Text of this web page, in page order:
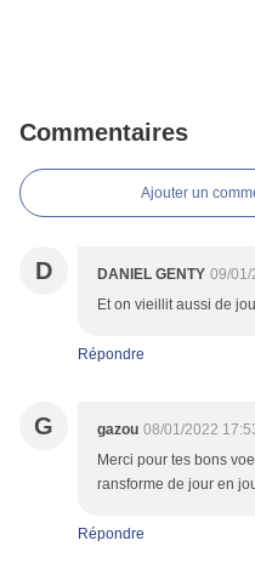
Commentaires
Ajouter un
D DANIEL GENTY 09/01/
Et on vieillit aussi de
Répondre
G gazou 08/01/2022
Merci pour tes bons
ransforme de jour en
Répondre